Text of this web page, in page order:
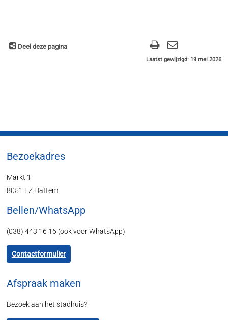
Deel deze pagina
Laatst gewijzigd: 19 mei 2026
Bezoekadres
Markt 1
8051 EZ Hattem
Bellen/WhatsApp
(038) 443 16 16 (ook voor WhatsApp)
Contactformulier
Afspraak maken
Bezoek aan het stadhuis?